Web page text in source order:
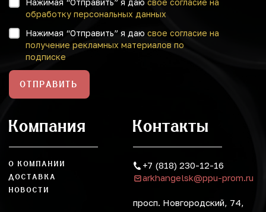
Нажимая “Отправить” я даю свое согласие на
обработку персональных данных
Нажимая “Отправить” я даю свое согласие на
получение рекламных материалов по
подписке
ОТПРАВИТЬ
Компания
О КОМПАНИИ
ДОСТАВКА
НОВОСТИ
Контакты
+7 (818) 230-12-16
arkhangelsk@ppu-prom.ru
просп. Новгородский, 74,